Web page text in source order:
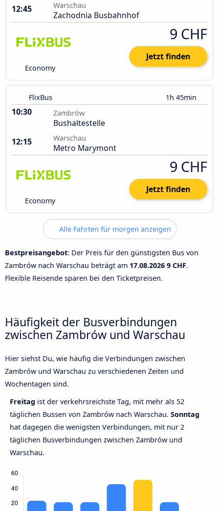
12:45
Warschau
Zachodnia Busbahnhof
Economy
9 CHF
Jetzt finden
FlixBus 1h 45min
10:30 Zambrów
Bushaltestelle
12:15
Warschau
Metro Marymont
Economy
9 CHF
Jetzt finden
Alle Fahrten für morgen anzeigen
Bestpreisangebot: Der Preis für den günstigsten Bus von
Zambrów nach Warschau beträgt am 17.08.2026 9 CHF.
Flexible Reisende sparen bei den Ticketpreisen.
Häufigkeit der Busverbindungen
zwischen Zambrów und Warschau
Hier siehst Du, wie häufig die Verbindungen zwischen
Zambrów und Warschau zu verschiedenen Zeiten und
Wochentagen sind.
Freitag ist der verkehrsreichste Tag, mit mehr als 52
täglichen Bussen von Zambrów nach Warschau. Sonntag
hat dagegen die wenigsten Verbindungen, mit nur 2
täglichen Busverbindungen zwischen Zambrów und
Warschau.